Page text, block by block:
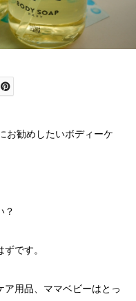
お勧めしたいボディーケ
？
です。
用品、ママベビーはとっ